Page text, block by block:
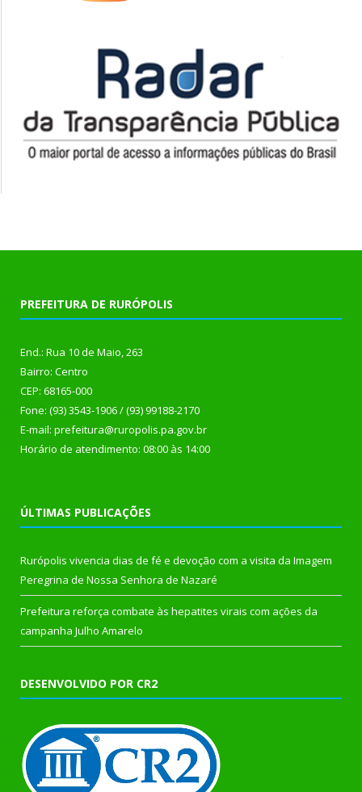
PREFEITURA DE RURÓPOLIS
End.: Rua 10 de Maio, 263
Bairro: Centro
CEP: 68165-000
Fone: (93) 3543-1906 / (93) 99188-2170
E-mail: prefeitura@ruropolis.pa.gov.br
Horário de atendimento: 08:00 às 14:00
ÚLTIMAS PUBLICAÇÕES
Rurópolis vivencia dias de fé e devoção com a visita da Imagem
Peregrina de Nossa Senhora de Nazaré
Prefeitura reforça combate às hepatites virais com ações da
campanha Julho Amarelo
DESENVOLVIDO POR CR2